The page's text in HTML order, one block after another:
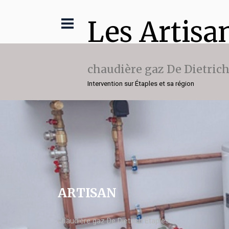
Les
chaudière gaz De Dietrich
Intervention sur Étaples et sa région
ARTISAN
chaudière gaz De Dietrich Étaples